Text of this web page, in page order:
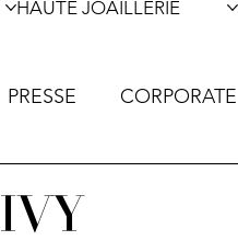
HAUTE JOAILLERIE
PRESSE CORPORATE
IVY